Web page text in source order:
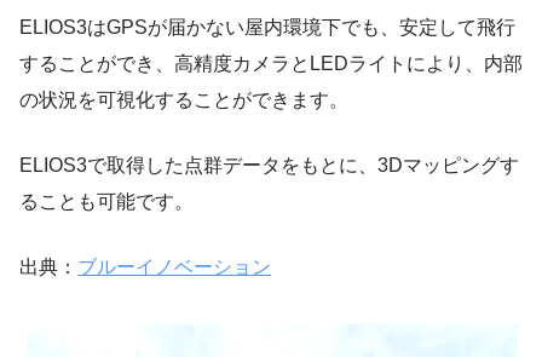
ELIOS3はGPSが届かない屋内環境下でも、安定して飛行
することができ、高精度カメラとLEDライトにより、内部
の状況を可視化することができます。
ELIOS3で取得した点群データをもとに、3Dマッピングす
ることも可能です。
出典： ブルーイノベーション